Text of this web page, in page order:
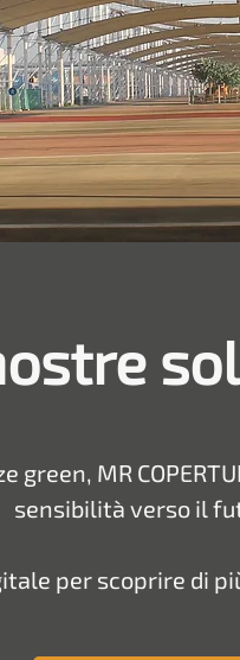
MR
sensibilità verso il
per scoprire di